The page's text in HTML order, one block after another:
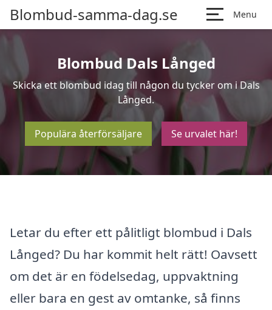
Blombud-samma-dag.se Menu
Blombud Dals Långed
Skicka ett blombud idag till någon du tycker om i Dals
Långed.
Populära återförsäljare Se urvalet här!
Letar du efter ett pålitligt blombud i Dals
Långed? Du har kommit helt rätt! Oavsett
om det är en födelsedag, uppvaktning
eller bara en gest av omtanke, så finns